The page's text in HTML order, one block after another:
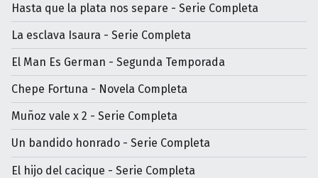
Hasta que la plata nos separe - Serie Completa
La esclava Isaura - Serie Completa
El Man Es German - Segunda Temporada
Chepe Fortuna - Novela Completa
Muñoz vale x 2 - Serie Completa
Un bandido honrado - Serie Completa
El hijo del cacique - Serie Completa